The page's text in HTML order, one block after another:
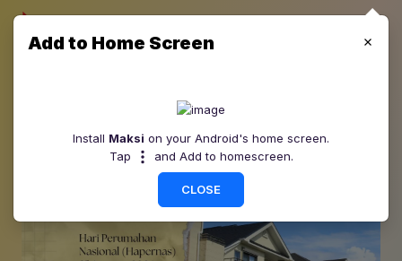
Add to Home Screen
Install Maksi on your Android's home screen.
Tap
and Add to homescreen.
CLOSE